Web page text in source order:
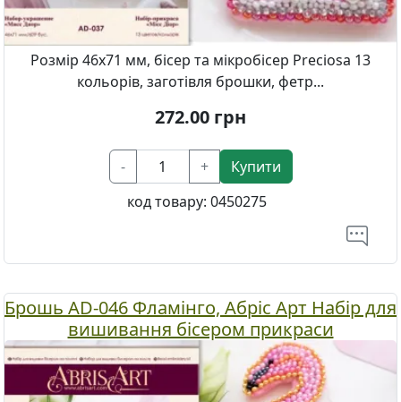
Розмір 46х71 мм, бісер та мікробісер Preciosa 13
кольорів, заготівля брошки, фетр...
272.00 грн
- +
Купити
код товару: 0450275
Брошь AD-046 Фламінго, Абріс Арт Набір для
вишивання бісером прикраси